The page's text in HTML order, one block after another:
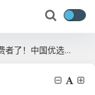
寻找分享者，普通人轻创业的新机会来了！